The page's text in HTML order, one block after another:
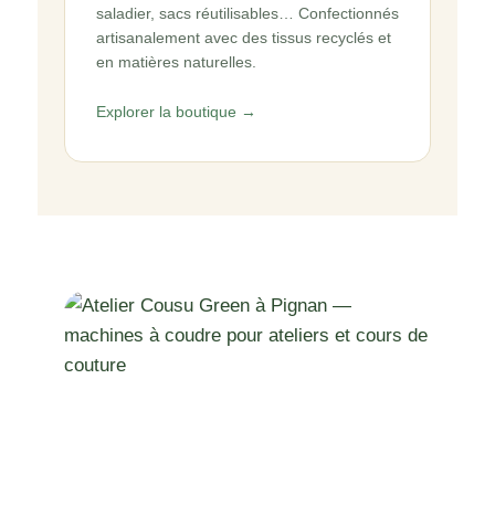
saladier, sacs réutilisables… Confectionnés
artisanalement avec des tissus recyclés et
en matières naturelles.
Explorer la boutique →